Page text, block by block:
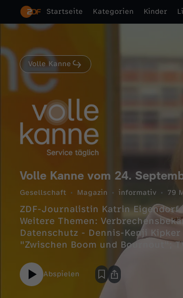
Startseite Kategorien Kinder
Volle Kanne
Volle Kanne vom 24.
Gesellschaft Magazin informativ 79
ZDF-Journalistin Katrin
Weitere Themen:
Datenschutz - Dennis-Kenji
"Zwischen Boom und Bournout";
Krieg“; Kaffee, Klatsch und
Bohnen, Speck - kreative
Tuberkulose?; Woher kommt der
Hoffmann klärt auf.
Abspielen